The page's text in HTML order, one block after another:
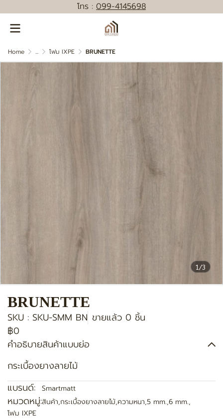
โทร : 099-4145698
Home ... โฟม IXPE BRUNETTE
1/3
BRUNETTE
SKU : SKU-SMM BN ขายแล้ว 0 ชิ้น
฿0
คำอธิบายสินค้าแบบย่อ
กระเบื้องยางลายไม้
แบรนด์:
Smartmatt
หมวดหมู่:สินค้า,กระเบื้องยางลายไม้,ความหนา,5 mm.,6 mm.,
โฟม IXPE